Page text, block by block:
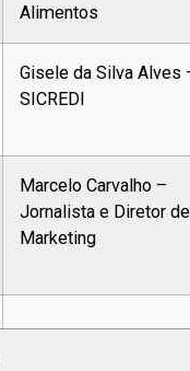
Alimentos
Gisele da Silva Alves
SICREDI
Marcelo Carvalho –
Jornalista e Diretor de
Marketing